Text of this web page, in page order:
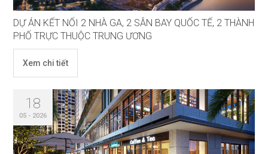
DỰ ÁN KẾT NỐI 2 NHÀ GA, 2 SÂN BAY QUỐC TẾ, 2 THÀNH
PHỐ TRỰC THUỘC TRUNG ƯƠNG
Xem chi tiết
18
05 - 2026